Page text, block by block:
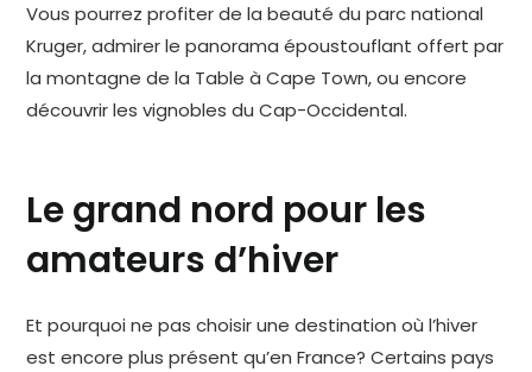
Vous pourrez profiter de la beauté du parc national
Kruger, admirer le panorama époustouflant offert par
la montagne de la Table à Cape Town, ou encore
découvrir les vignobles du Cap-Occidental.
Le grand nord pour les
amateurs d’hiver
Et pourquoi ne pas choisir une destination où l’hiver
est encore plus présent qu’en France? Certains pays